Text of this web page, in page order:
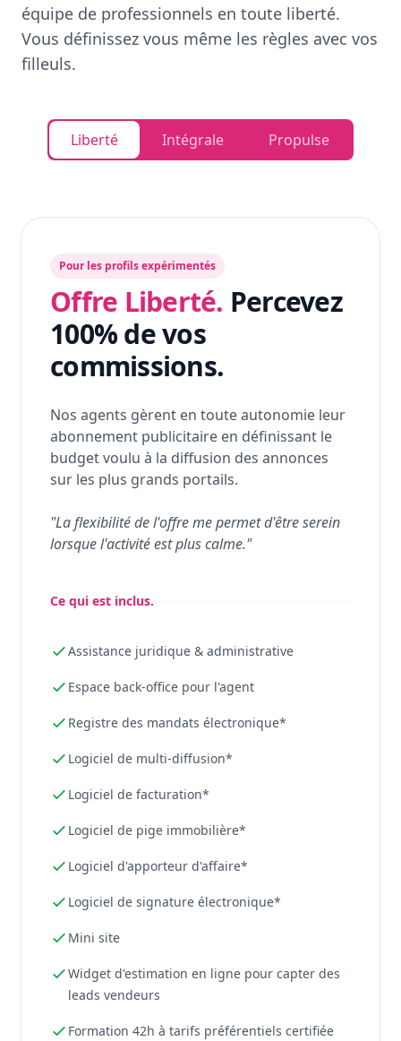
équipe de professionnels en toute liberté.
Vous définissez vous même les règles avec vos
filleuls.
Liberté Intégrale Propulse
Pour les profils expérimentés
Offre Liberté. Percevez
100% de vos
commissions.
Nos agents gèrent en toute autonomie leur
abonnement publicitaire en définissant le
budget voulu à la diffusion des annonces
sur les plus grands portails.
"La flexibilité de l'offre me permet d'être serein
lorsque l'activité est plus calme."
Ce qui est inclus.
Assistance juridique & administrative
Espace back-office pour l'agent
Registre des mandats électronique*
Logiciel de multi-diffusion*
Logiciel de facturation*
Logiciel de pige immobilière*
Logiciel d'apporteur d'affaire*
Logiciel de signature électronique*
Mini site
Widget d'estimation en ligne pour capter des
leads vendeurs
Formation 42h à tarifs préférentiels certifiée